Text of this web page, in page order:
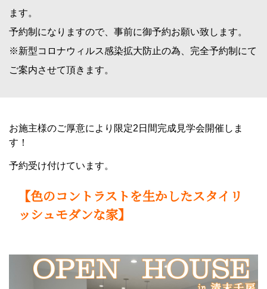
ます。
予約制になりますので、事前に御予約お願い致します。
※新型コロナウィルス感染拡大防止の為、完全予約制にて
ご案内させて頂きます。
お施主様のご厚意により限定2日間完成見学会開催しま
す！
予約受け付けています。
【色のコントラストを生かしたスタイリ
ッシュモダンな家】